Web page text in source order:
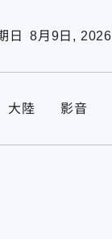
日 8月9日, 2026
大陸 影音